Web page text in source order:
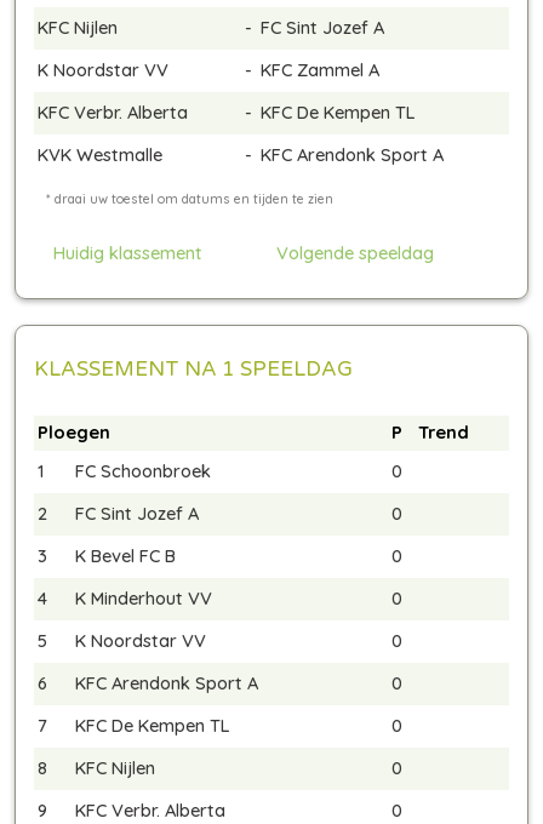
KFC Nijlen
- FC Sint Jozef A
K Noordstar VV
- KFC Zammel A
KFC Verbr. Alberta
- KFC De Kempen TL
KVK Westmalle
- KFC Arendonk Sport A
Huidig klassement Volgende speeldag
KLASSEMENT NA 1 SPEELDAG
Ploegen P
Trend
1
FC Schoonbroek
0
2
FC Sint Jozef A
0
3
K Bevel FC B
0
4
K Minderhout VV
0
5
K Noordstar VV
0
6
KFC Arendonk Sport A
0
7
KFC De Kempen TL
0
8
KFC Nijlen
0
9
KFC Verbr. Alberta
0